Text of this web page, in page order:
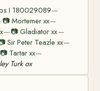
I 180029089—
📷 Mortemer xx—
— 📷Gladiator xx—
Sir Peter Teazle xx—
📷 Tartar xx—
Turk ox